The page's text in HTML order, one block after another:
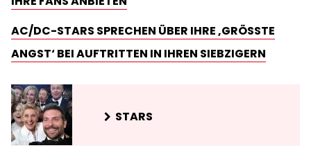
AC/DC-STARS SPRECHEN ÜBER IHRE ‚GRÖSSTE A
NGST‘ BEI AUFTRITTEN IN IHREN SIEBZIGERN
STARS